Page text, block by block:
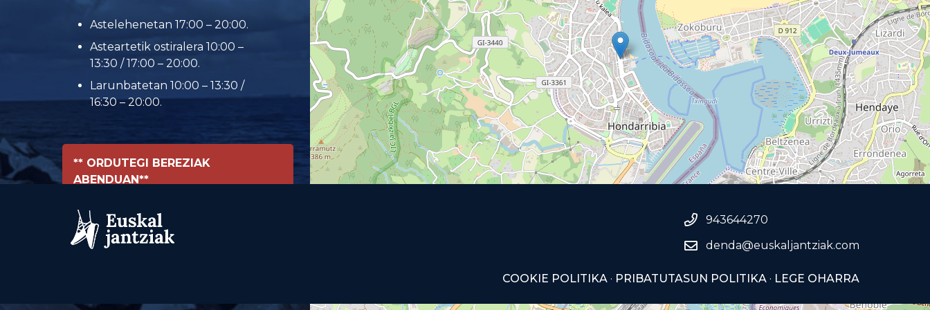
Astelehenetan 17:00 – 20:00.
Asteartetik ostiralera 10:00 –
13:30 / 17:00 – 20:00.
Larunbatetan 10:00 – 13:30 /
16:30 – 20:00.
** ORDUTEGI BEREZIAK
ABENDUAN**
943644270
denda@euskaljantziak.com
COOKIE POLITIKA · PRIBATUTASUN POLITIKA · LEGE OHARRA